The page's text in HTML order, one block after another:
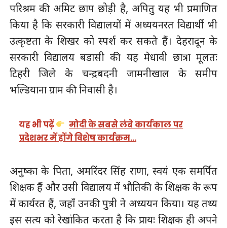
परिश्रम की अमिट छाप छोड़ी है, अपितु यह भी प्रमाणित
किया है कि सरकारी विद्यालयों में अध्ययनरत विद्यार्थी भी
उत्कृष्टता के शिखर को स्पर्श कर सकते हैं। देहरादून के
सरकारी विद्यालय बडासी की यह मेधावी छात्रा मूलतः
टिहरी जिले के चन्द्रबदनी जामनीखाल के समीप
भल्डियाना ग्राम की निवासी है।
यह भी पढ़ें
मोदी के सबसे लंबे कार्यकाल पर
प्रदेशभर में होंगे विशेष कार्यक्रम…
अनुष्का के पिता, अमरिंदर सिंह राणा, स्वयं एक समर्पित
शिक्षक हैं और उसी विद्यालय में भौतिकी के शिक्षक के रूप
में कार्यरत हैं, जहाँ उनकी पुत्री ने अध्ययन किया। यह तथ्य
इस सत्य को रेखांकित करता है कि प्रायः शिक्षक ही अपने